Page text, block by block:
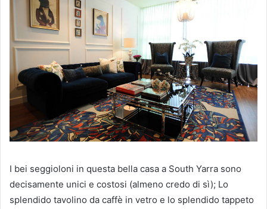
I bei seggioloni in questa bella casa a South Yarra sono
decisamente unici e costosi (almeno credo di sì); Lo
splendido tavolino da caffè in vetro e lo splendido tappeto